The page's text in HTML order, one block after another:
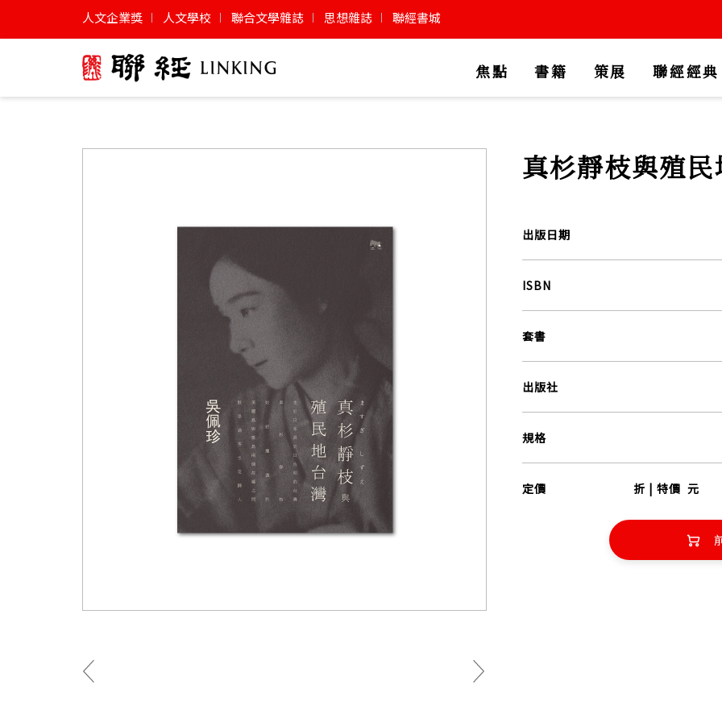
人文企業獎 人文學校 聯合文學雜誌 思想雜誌 聯經書城
焦點 書籍 策展 聯經經典
真杉靜枝與殖
出版日期
ISBN
套書
出版社
規格
定價 折 | 特價 元